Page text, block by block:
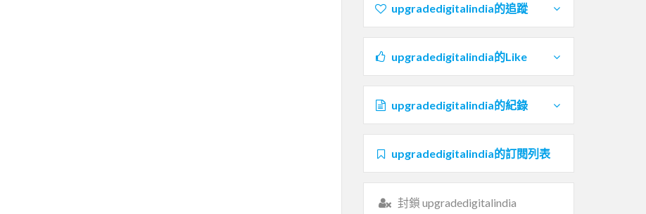
upgradedigitalindia的追蹤
upgradedigitalindia的Like
upgradedigitalindia的紀錄
upgradedigitalindia的訂閱列表
封鎖 upgradedigitalindia